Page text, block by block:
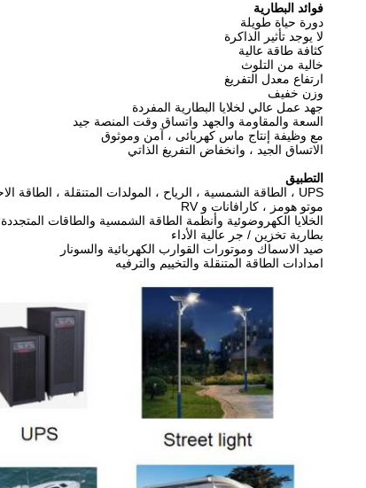
فوائد البطارية
دورة حياة طويلة
لا يوجد تأثير الذاكرة
كثافة طاقة عالية
خالية من التلوث
ارتفاع معدل التفريغ
وزن خفيف
جهد عمل عالي لخلايا البطارية المفردة
السعة والمقاومة والجهد واتساق وقت المنصة جيد
مع وظيفة إنتاج ماس كهربائى ، آمن وموثوق
الاتساق الجيد ، وانخفاض التفريغ الذاتي
التطبيق
UPS ، الطاقة الشمسية ، الرياح ، المولدات المتنقلة ، الطاقة الاحتياطية
موتو هومز ، كارافانات و RV
الخلايا الكهروضوئية وأنظمة الطاقة الشمسية والطاقات المتجددة
بطارية تخزين / جر عالية الأداء
صيد الاسماك وموتورات القوارب الكهربائية والسونار
امدادات الطاقة المتنقلة والتخييم والترفيه